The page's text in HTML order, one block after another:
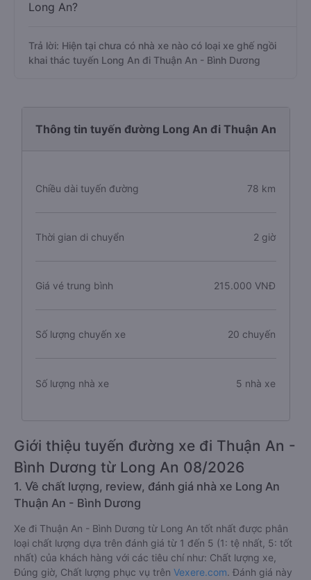
Long An?
Trả lời: Hiện tại chưa có nhà xe nào có loại xe ghế ngồi
khai thác tuyến Long An đi Thuận An - Bình Dương
Thông tin tuyến đường Long An đi Thuận An
Chiều dài tuyến đường 78 km
Thời gian di chuyển 2 giờ
Giá vé trung bình 215.000 VNĐ
Số lượng chuyến xe 20 chuyến
Số lượng nhà xe 5 nhà xe
Giới thiệu tuyến đường xe đi Thuận An -
Bình Dương từ Long An 08/2026
1. Về chất lượng, review, đánh giá nhà xe Long An
Thuận An - Bình Dương
Xe đi Thuận An - Bình Dương từ Long An tốt nhất được phân
loại chất lượng dựa trên đánh giá từ 1 đến 5 (1: tệ nhất, 5: tốt
nhất) của khách hàng với các tiêu chí như: Chất lượng xe,
Đúng giờ, Chất lượng phục vụ trên Vexere.com. Đánh giá này